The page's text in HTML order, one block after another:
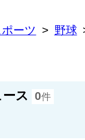
ポーツ 野球
ス 0件